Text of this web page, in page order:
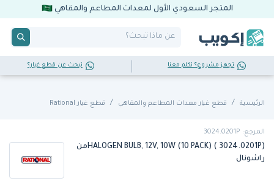
المتجر السعودي الأول لمعدات المطاعم والمقاهي
تجهز مشروع؟ تكلم معنا تبحث عن قطع غيار؟
الرئيسية قطع غيار معدات المطاعم والمقاهي قطع غيار Rational
المرجع: 3024.0201P
HALOGEN BULB, 12V, 10W (10 PACK) ( 3024.0201P)من
راشونال